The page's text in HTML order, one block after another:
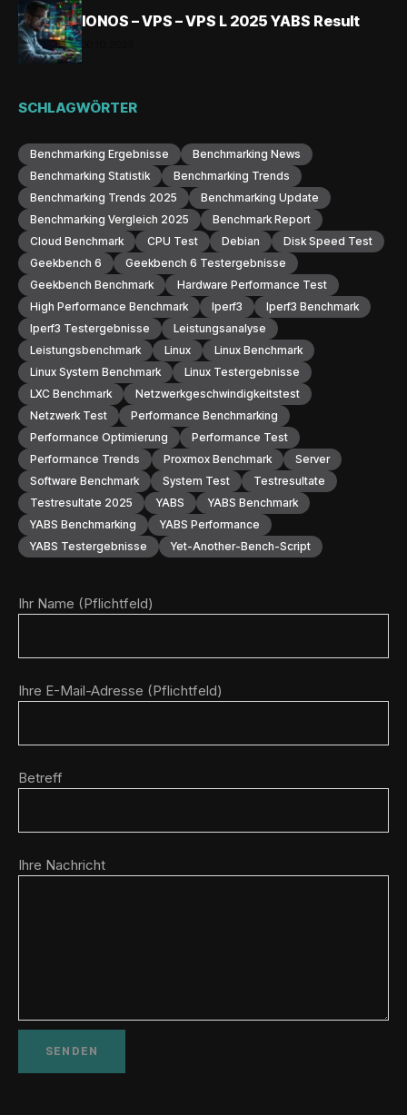
IONOS – VPS – VPS L 2025 YABS Result
SCHLAGWÖRTER
Benchmarking Ergebnisse
Benchmarking News
Benchmarking Statistik
Benchmarking Trends
Benchmarking Trends 2025
Benchmarking Update
Benchmarking Vergleich 2025
Benchmark Report
Cloud Benchmark
CPU Test Debian
Disk Speed Test
Geekbench 6
Geekbench 6 Testergebnisse
Geekbench Benchmark
Hardware Performance Test
High Performance Benchmark
Iperf3
Iperf3 Benchmark
Iperf3 Testergebnisse
Leistungsanalyse
Leistungsbenchmark
Linux
Linux Benchmark
Linux System Benchmark
Linux Testergebnisse
LXC Benchmark
Netzwerkgeschwindigkeitstest
Netzwerk Test
Performance Benchmarking
Performance Optimierung
Performance Test
Performance Trends
Proxmox Benchmark
Server
Software Benchmark
System Test
Testresultate
Testresultate 2025
YABS
YABS Benchmark
YABS Benchmarking
YABS Performance
YABS Testergebnisse
Yet-Another-Bench-Script
Ihr Name (Pflichtfeld)
Ihre E-Mail-Adresse (Pflichtfeld)
Betreff
Ihre Nachricht